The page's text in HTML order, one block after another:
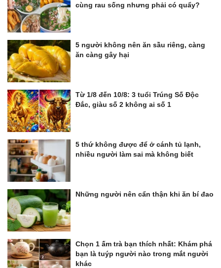
cùng rau sống nhưng phải có quẩy?
5 người không nên ăn sầu riêng, càng
ăn càng gây hại
Từ 1/8 đến 10/8: 3 tuổi Trúng Số Độc
Đắc, giàu số 2 không ai số 1
5 thứ không được để ở cánh tủ lạnh,
nhiều người làm sai mà không biết
Những người nên cẩn thận khi ăn bí đao
Chọn 1 ấm trà bạn thích nhất: Khám phá
bạn là tuýp người nào trong mắt người
khác